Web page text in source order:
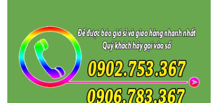
Hotline/zalo: 0902 753 367 - 0906 783 367
Email:
sanxuatnhuagiasi@gmail.com
Website: https://sanxuatnhuagiasi.com